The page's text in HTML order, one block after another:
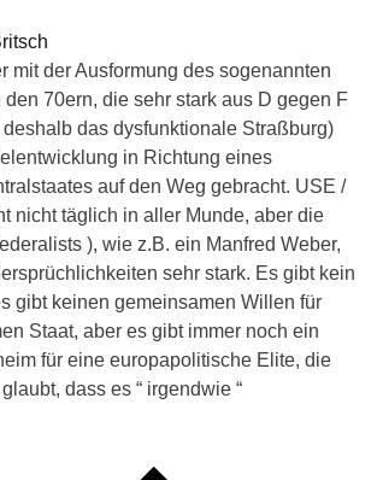
mit der Ausformung des sogenannten
70ern, die sehr stark aus D gegen F
das dysfunktionale Straßburg)
in Richtung eines
auf den Weg gebracht. USE /
nicht täglich in aller Munde, aber die
), wie z.B. ein Manfred Weber,
sehr stark. Es gibt kein
gibt keinen gemeinsamen Willen für
Staat, aber es gibt immer noch ein
für eine europapolitische Elite, die
dass es “ irgendwie “